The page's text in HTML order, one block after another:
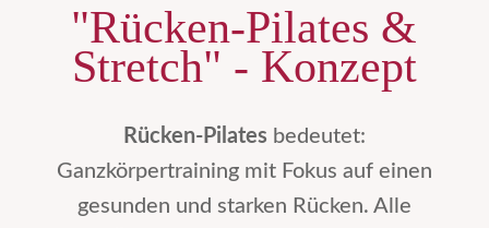
"Rücken-Pilates &
Stretch" - Konzept
Rücken-Pilates bedeutet:
Ganzkörpertraining mit Fokus auf einen
gesunden und starken Rücken. Alle